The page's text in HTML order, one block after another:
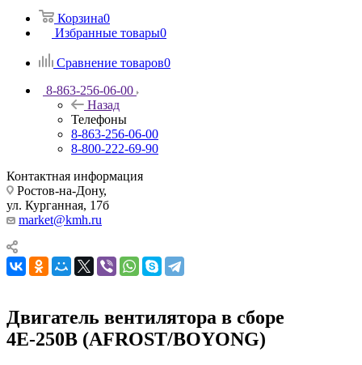
Корзина0
Избранные товары0
Сравнение товаров0
8-863-256-06-00
Назад
Телефоны
8-863-256-06-00
8-800-222-69-90
Контактная информация
Ростов-на-Дону,
ул. Курганная, 17б
market@kmh.ru
Двигатель вентилятора в сборе
4Е-250В (AFROST/BOYONG)